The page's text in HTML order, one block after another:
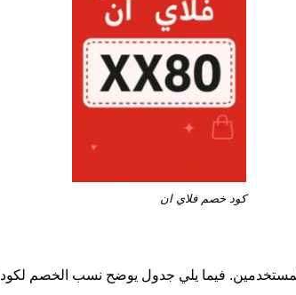
كود خصم فلاي ان
فيما يلي جدول يوضح نسب الخصم لكود